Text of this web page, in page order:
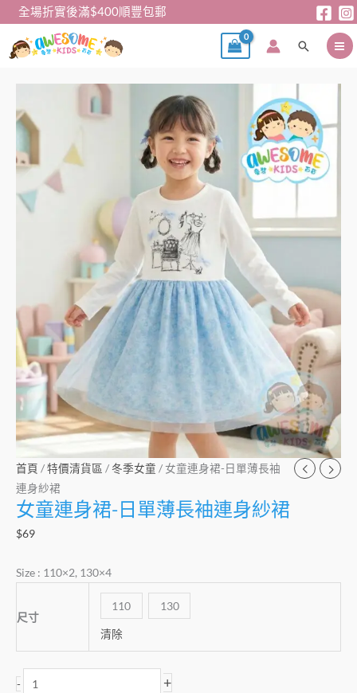
全場折實後滿$400順豐包郵
搜
首頁 /特價清貨區 /冬季女童 / 女童連身裙-日單薄長袖
連身紗裙
女童連身裙-日單薄長袖連身紗裙
$69
Size : 110×2, 130×4
尺寸
110 130
清除
-
童
連
身
裙-
日
單
身
紗
裙
數
量
+